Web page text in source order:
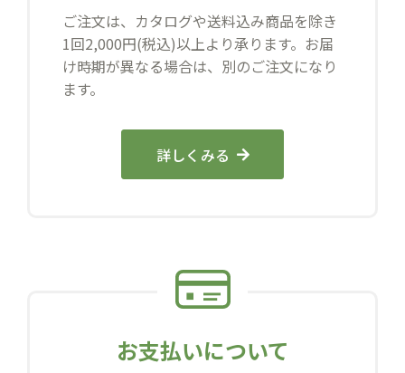
ご注文は、カタログや送料込み商品を除き
1回2,000円(税込)以上より承ります。お届
け時期が異なる場合は、別のご注文になり
ます。
詳しくみる
お支払いについて